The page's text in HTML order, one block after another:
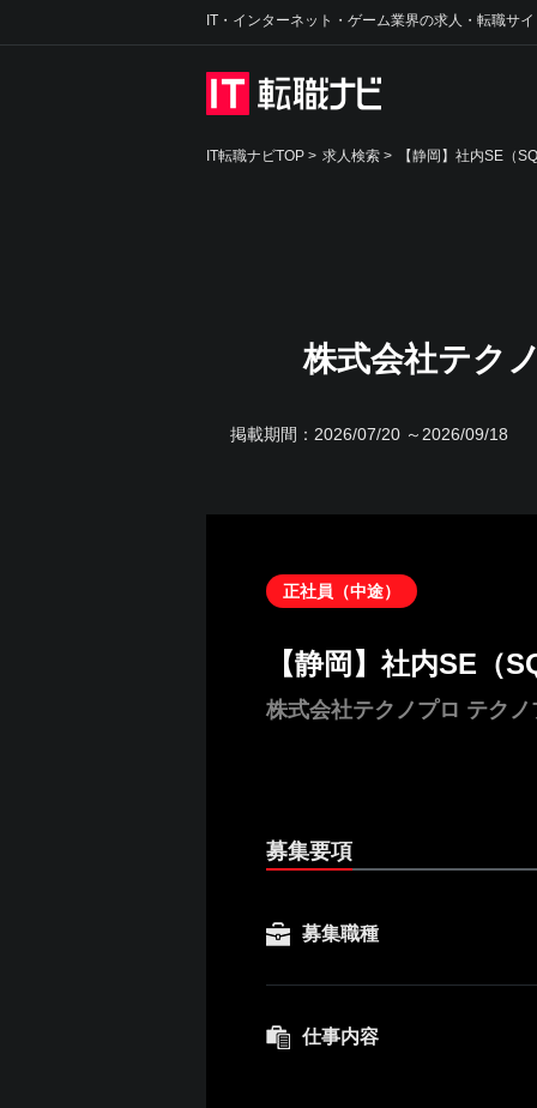
IT・インターネット・ゲーム業界の求人・転職サ
IT転職ナビTOP > 求人検索 > 【静岡】社内SE（
株式会社テク
掲載期間： 2026/07/20 ～2026/09/18
正社員（中途）
【静岡】社内SE（
株式会社テクノプロ テク
募集要項
募集職種
仕事内容